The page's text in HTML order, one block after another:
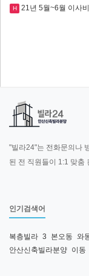
H 21년 5월~6월 이사
"빌라24"는 전화문의나
된 전 직원들이 1:1 맞춤
인기검색어
복층빌라 3 본오동 와
안산신축빌라분양 이동